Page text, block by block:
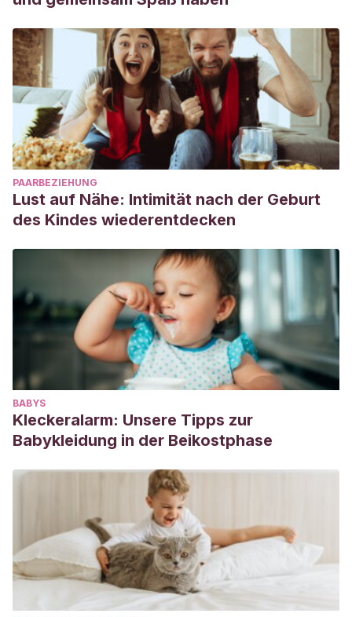
807.https://pubmed.ncbi.nlm.nih.gov/34435656/
Vergara-López, C., Chaudoir, S., Bublitz, M., et al.(2016).La
influencia del cuidado materno y la sobreprotección en la
respuesta al estrés corticosuprarrenal juvenil: un análisis
de curva de crecimiento multifásico.Stress (Ámsterdam,
Países Bajos), 19(6), 567–575.
https://www.ncbi.nlm.nih.gov/pmc/articles/PMC5292779/
PAARBEZIEHUNG
Lust auf Nähe: Intimität nach der Geburt
des Kindes wiederentdecken
BABYS
Kleckeralarm: Unsere Tipps zur
Babykleidung in der Beikostphase